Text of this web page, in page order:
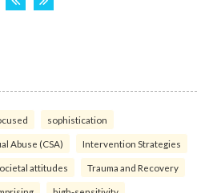
sophistication
Abuse (CSA) Intervention Strategies
attitudes Trauma and Recovery